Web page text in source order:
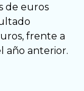
de euros
frente a
año anterior.